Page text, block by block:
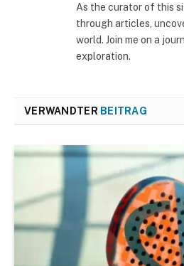
As the curator of this
through articles,
world. Join me on a
exploration.
VERWANDTER BEITRAG